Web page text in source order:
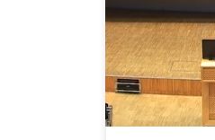
Klimaretter-
Wer ihnen
Energiepolitik